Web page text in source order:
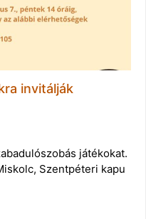
invitálják
játékokat.
Szentpéteri kapu